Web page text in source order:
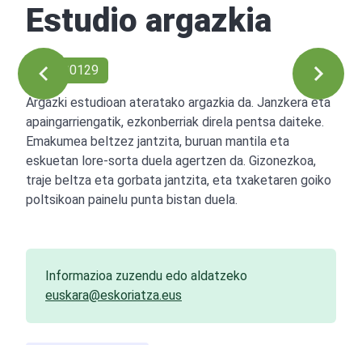
Estudio argazkia
Ref: 00129
Argazki estudioan ateratako argazkia da. Janzkera eta
apaingarriengatik, ezkonberriak direla pentsa daiteke.
Emakumea beltzez jantzita, buruan mantila eta
eskuetan lore-sorta duela agertzen da. Gizonezkoa,
traje beltza eta gorbata jantzita, eta txaketaren goiko
poltsikoan painelu punta bistan duela.
Informazioa zuzendu edo aldatzeko
euskara@eskoriatza.eus